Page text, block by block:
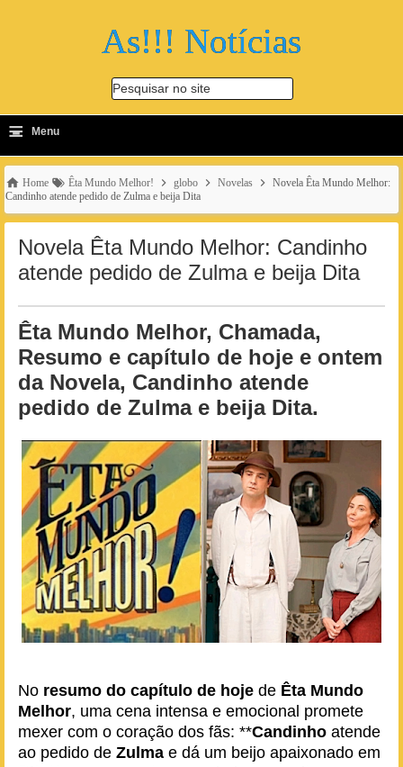
As!!! Notícias
Pesquisar no site
-
≡ Menu
Home Êta Mundo Melhor! globo Novelas
Novela Êta Mundo Melhor:
Candinho atende pedido de Zulma e beija Dita
Novela Êta Mundo Melhor: Candinho
atende pedido de Zulma e beija Dita
Êta Mundo Melhor, Chamada,
Resumo e capítulo de hoje e ontem
da Novela, Candinho atende
pedido de Zulma e beija Dita.
No resumo do capítulo de hoje de Êta Mundo
Melhor, uma cena intensa e emocional promete
mexer com o coração dos fãs: **Candinho atende
ao pedido de Zulma e dá um beijo apaixonado em